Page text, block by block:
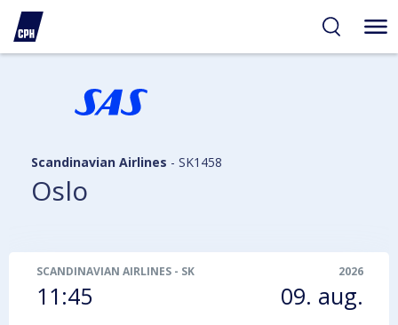
Scandinavian Airlines - SK1458
Oslo
SCANDINAVIAN AIRLINES - SK1458
11:45
2026
09. aug.